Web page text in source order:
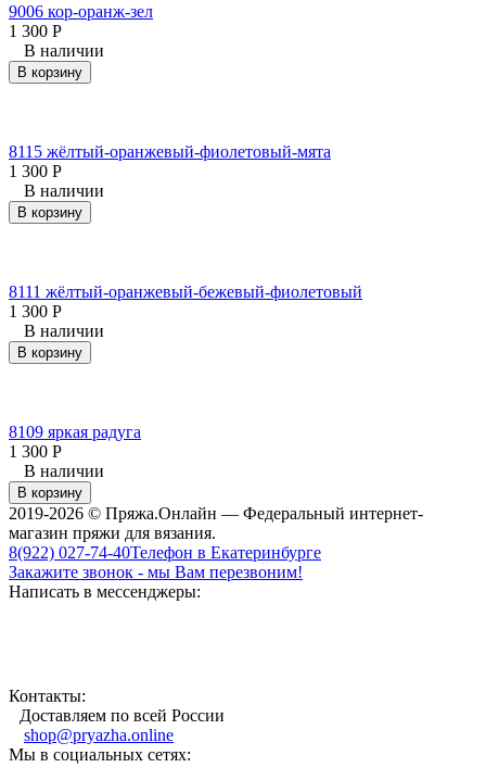
9006 кор-оранж-зел
1 300 Р
В наличии
В корзину
8115 жёлтый-оранжевый-фиолетовый-мята
1 300 Р
В наличии
В корзину
8111 жёлтый-оранжевый-бежевый-фиолетовый
1 300 Р
В наличии
В корзину
8109 яркая радуга
1 300 Р
В наличии
В корзину
2019-2026 © Пряжа.Онлайн — Федеральный интернет-
магазин пряжи для вязания.
8(922) 027-74-40Телефон в Екатеринбурге
Закажите звонок - мы Вам перезвоним!
Написать в мессенджеры:
Контакты:
Доставляем по всей России
shop@pryazha.online
Мы в социальных сетях: